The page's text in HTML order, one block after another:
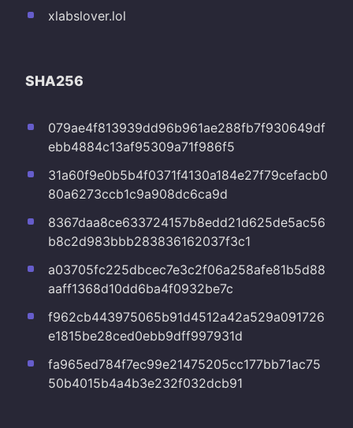
xlabslover.lol
SHA256
079ae4f813939dd96b961ae288fb7f930649df
ebb4884c13af95309a71f986f5
31a60f9e0b5b4f0371f4130a184e27f79cefacb0
80a6273ccb1c9a908dc6ca9d
8367daa8ce633724157b8edd21d625de5ac56
b8c2d983bbb283836162037f3c1
a03705fc225dbcec7e3c2f06a258afe81b5d88
aaff1368d10dd6ba4f0932be7c
f962cb443975065b91d4512a42a529a091726
e1815be28ced0ebb9dff997931d
fa965ed784f7ec99e21475205cc177bb71ac75
50b4015b4a4b3e232f032dcb91